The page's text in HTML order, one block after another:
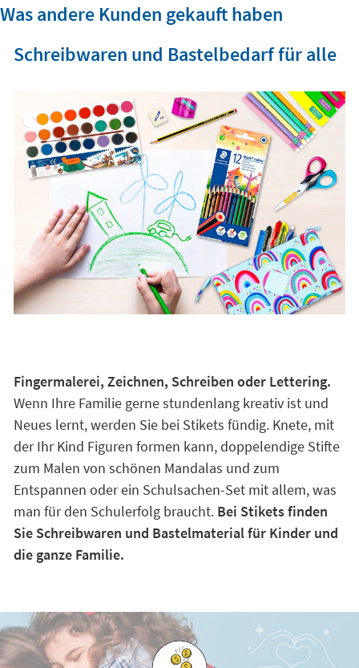
Was andere Kunden gekauft haben
Schreibwaren und Bastelbedarf für alle
Fingermalerei, Zeichnen, Schreiben oder Lettering.
Wenn Ihre Familie gerne stundenlang kreativ ist und
Neues lernt, werden Sie bei Stikets fündig. Knete, mit
der Ihr Kind Figuren formen kann, doppelendige Stifte
zum Malen von schönen Mandalas und zum
Entspannen oder ein Schulsachen-Set mit allem, was
man für den Schulerfolg braucht. Bei Stikets finden
Sie Schreibwaren und Bastelmaterial für Kinder und
die ganze Familie.